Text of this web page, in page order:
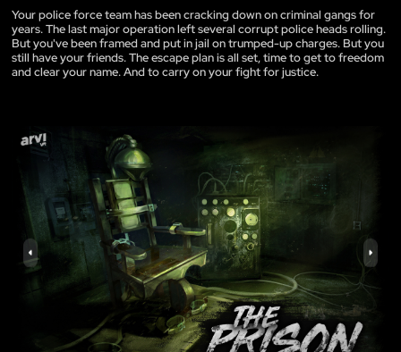
Your police force team has been cracking down on criminal gangs for
years. The last major operation left several corrupt police heads rolling.
But you've been framed and put in jail on trumped-up charges. But you
still have your friends. The escape plan is all set, time to get to freedom
and clear your name. And to carry on your fight for justice.